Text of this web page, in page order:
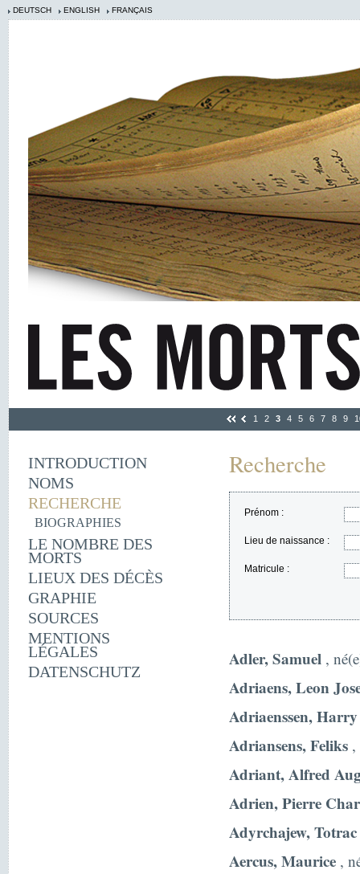
DEUTSCH ENGLISH FRANÇAIS
1 2 3 4 5 6 7 8 9
INTRODUCTION
NOMS
RECHERCHE
BIOGRAPHIES
LE NOMBRE DES
MORTS
LIEUX DES DÉCÈS
GRAPHIE
SOURCES
MENTIONS
LÉGALES
DATENSCHUTZ
Recherche
Prénom :
Lieu de naissance :
Matricule :
Adler, Samuel ,
Adriaens, Leon
Adriaenssen, Harry
Adriansens, Feliks ,
Adriant, Alfred
Adrien, Pierre
Adyrchajew, Totrac
Aercus, Maurice ,